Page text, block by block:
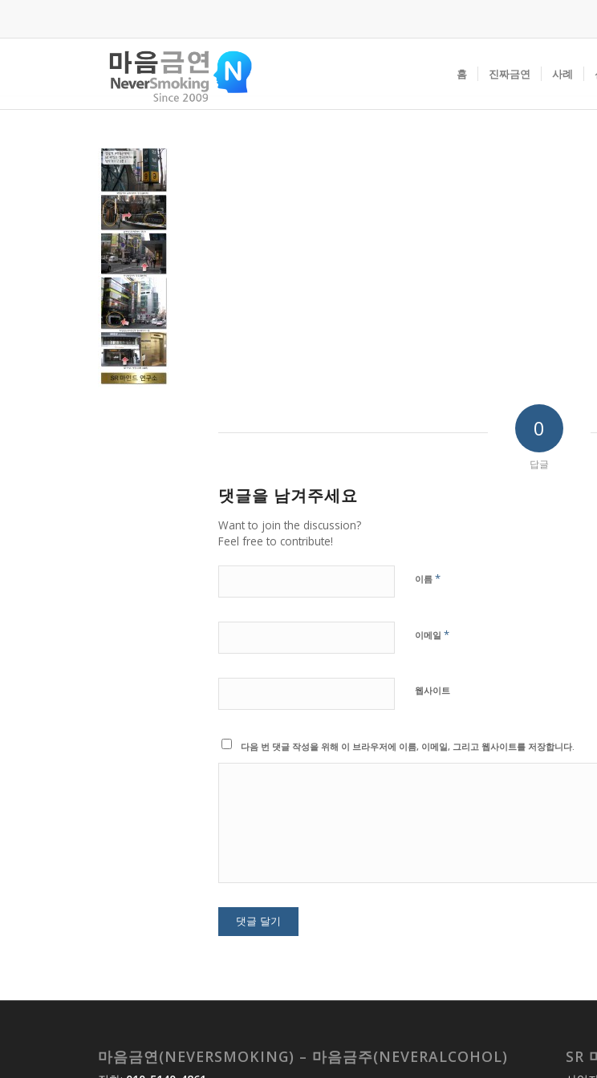
홈 진짜금연 사례
0
답글
댓글을 남겨주세요
Want to join the discussion?
Feel free to contribute!
이름 *
이메일 *
웹사이트
다음 번 댓글 작성을 위해 이 브라우저에 이름, 이메일, 그리고 웹사이트를 저장합니다.
마음금연(NEVERSMOKING) – 마음금주(NEVERALCOHOL) SR